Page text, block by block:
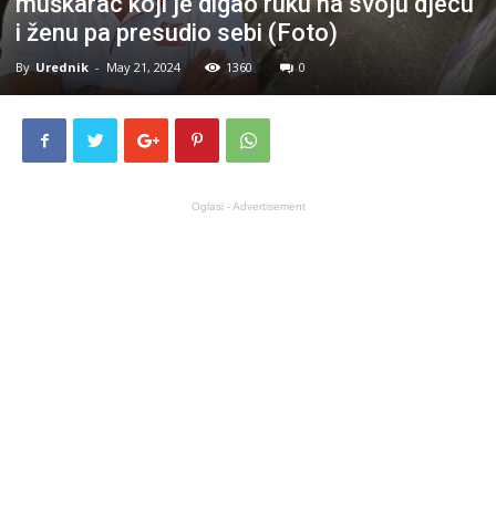
i ženu pa presudio sebi (Foto)
By Urednik - May 21, 2024 1360 0
Oglasi - Advertisement